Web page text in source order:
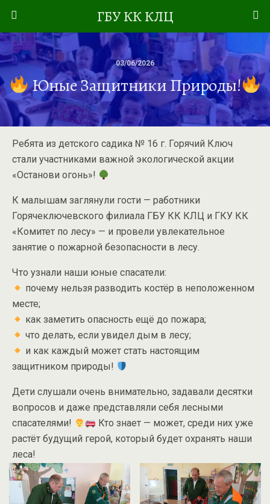
ГБУ КК КЛЦ
03/06/2026
Юные Защитники Природы!
Ребята из детского садика № 16 г. Горячий Ключ
стали участниками важной экологической акции
«Останови огонь»!
К малышам заглянули гости — работники
Горячеключевского филиала ГБУ КК КЛЦ и ГКУ КК
«Комитет по лесу» — и провели увлекательное
занятие о пожарной безопасности в лесу.
Что узнали наши юные спасатели:
почему нельзя разводить костёр в неположенном
месте;
как заметить опасность ещё до пожара;
что делать, если увидел дым в лесу;
и как каждый может стать настоящим
защитником природы!
Дети слушали очень внимательно, задавали десятки
вопросов и даже представляли себя лесными
спасателями!
Кто знает — может, среди них уже
растёт будущий герой, который будет охранять наши
леса!